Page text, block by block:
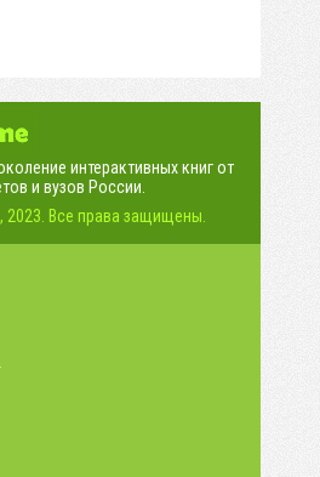
интерактивных книг от
и вузов России.
Все права защищены.